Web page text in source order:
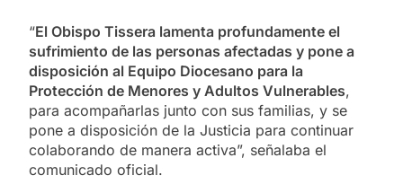
“El Obispo Tissera lamenta profundamente el
sufrimiento de las personas afectadas y pone a
disposición al Equipo Diocesano para la
Protección de Menores y Adultos Vulnerables,
para acompañarlas junto con sus familias, y se
pone a disposición de la Justicia para continuar
colaborando de manera activa”, señalaba el
comunicado oficial.